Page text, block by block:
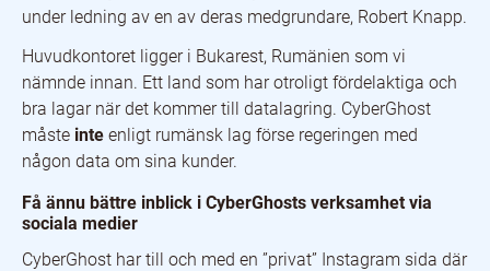
under ledning av en av deras medgrundare, Robert Knapp.
Huvudkontoret ligger i Bukarest, Rumänien som vi
nämnde innan. Ett land som har otroligt fördelaktiga och
bra lagar när det kommer till datalagring. CyberGhost
måste inte enligt rumänsk lag förse regeringen med
någon data om sina kunder.
Få ännu bättre inblick i CyberGhosts verksamhet via
sociala medier
CyberGhost har till och med en ”privat” Instagram sida där